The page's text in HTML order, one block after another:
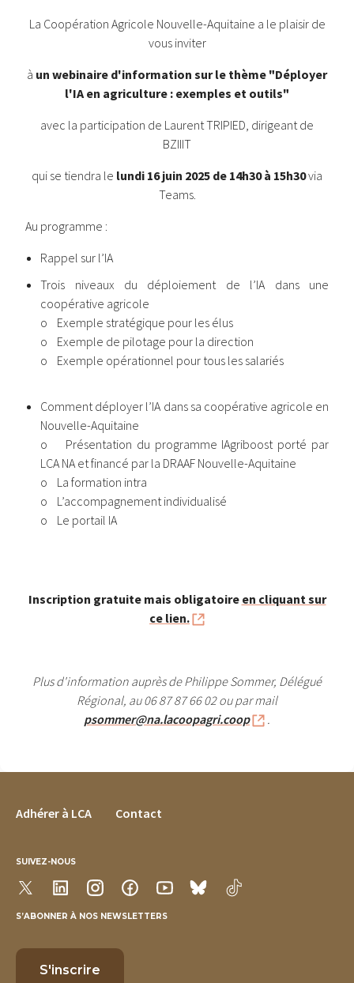
La Coopération Agricole Nouvelle-Aquitaine a le plaisir de
vous inviter
à un webinaire d'information sur le thème "Déployer
l'IA en agriculture : exemples et outils"
avec la participation de Laurent TRIPIED, dirigeant de
BZIIIT
qui se tiendra le lundi 16 juin 2025 de 14h30 à 15h30via
Teams.
Au programme :
Rappel sur l’IA
Trois niveaux du déploiement de l’IA dans une
coopérative agricole
o Exemple stratégique pour les élus
o Exemple de pilotage pour la direction
o Exemple opérationnel pour tous les salariés
Comment déployer l’IA dans sa coopérative agricole en
Nouvelle-Aquitaine
o Présentation du programme IAgriboost porté par
LCA NA et financé par la DRAAF Nouvelle-Aquitaine
o La formation intra
o L’accompagnement individualisé
o Le portail IA
Inscription gratuite mais obligatoire en cliquant sur
ce lien.
Plus d'information auprès de Philippe Sommer, Délégué
Régional, au 06 87 87 66 02 ou par mail
psommer@na.lacoopagri.coop
FOOTER MENU
Adhérer à LCA Contact
SUIVEZ-NOUS
S’ABONNER À NOS NEWSLETTERS